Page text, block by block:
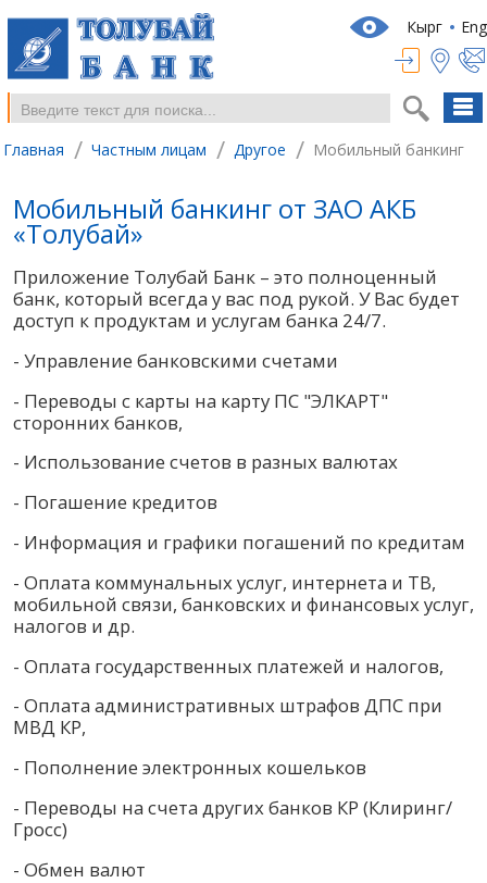
Eng
Кырг
Главная / Частным лицам / Другое / Мобильный банкинг
Мобильный банкинг от ЗАО АКБ
«Толубай»
Приложение Толубай Банк – это полноценный
банк, который всегда у вас под рукой. У Вас будет
доступ к продуктам и услугам банка 24/7.
- Управление банковскими счетами
- Переводы с карты на карту ПС "ЭЛКАРТ"
сторонних банков,
- Использование счетов в разных валютах
- Погашение кредитов
- Информация и графики погашений по кредитам
- Оплата коммунальных услуг, интернета и ТВ,
мобильной связи, банковских и финансовых услуг,
налогов и др.
- Оплата государственных платежей и налогов,
- Оплата административных штрафов ДПС при
МВД КР,
- Пополнение электронных кошельков
- Переводы на счета других банков КР (Клиринг/
Гросс)
- Обмен валют